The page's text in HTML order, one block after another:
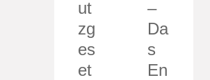
ut
zg
es
et
–
Da
s
En